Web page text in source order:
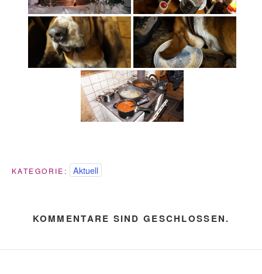
KATEGORIE: Aktuell
KOMMENTARE SIND GESCHLOSSEN.